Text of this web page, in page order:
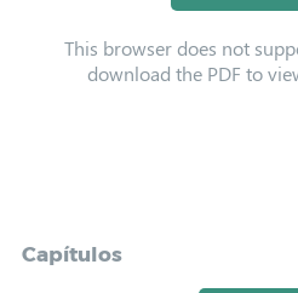
This browser does not
download the PDF to
Capítulos